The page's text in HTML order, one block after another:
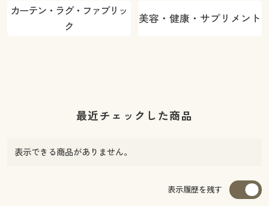
カーテン・ラグ・ファブリッ
ク
美容・健康・サプリメント
最近チェックした商品
表示できる商品がありません。
表示履歴を残す